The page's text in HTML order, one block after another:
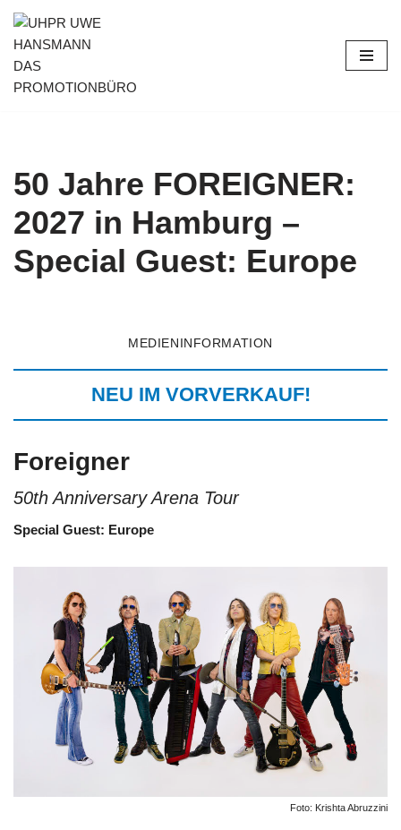
Zum
Inhalt
springen
50 Jahre FOREIGNER:
2027 in Hamburg –
Special Guest: Europe
MEDIENINFORMATION
NEU IM VORVERKAUF!
Foreigner
50th Anniversary Arena Tour
Special Guest: Europe
Foto: Krishta Abruzzini